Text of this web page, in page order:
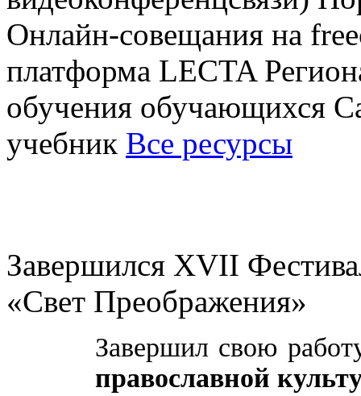
Онлайн-совещания на
платформа LECTA
обучения обучающихся
учебник Все ресурсы
Завершился XVII
«Свет Преображения»
Завершил свою
православной